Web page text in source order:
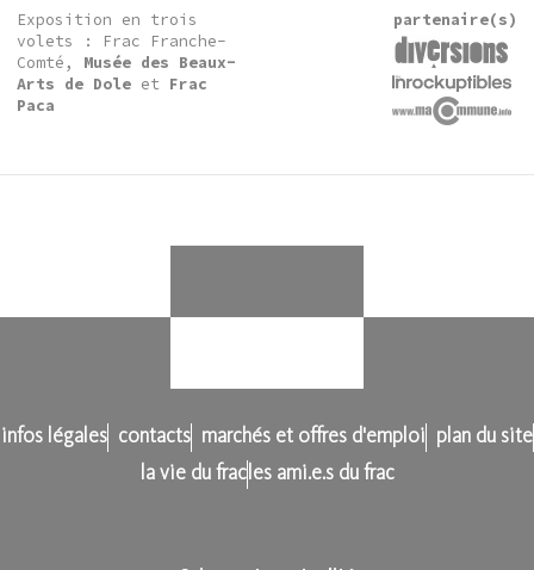
Exposition en trois
volets : Frac Franche-
Comté, Musée des Beaux-
Arts de Dole et Frac
Paca
partenaire(s)
infos légales contacts marchés et offres d'emploi
plan du site
la vie du frac les ami.e.s du frac